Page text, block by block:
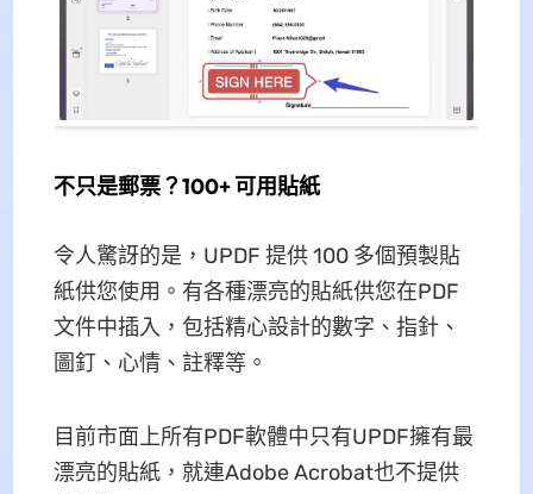
不只是郵票？100+ 可用貼紙
令人驚訝的是，UPDF 提供 100 多個預製貼
紙供您使用。有各種漂亮的貼紙供您在PDF
文件中插入，包括精心設計的數字、指針、
圖釘、心情、註釋等。
目前市面上所有PDF軟體中只有UPDF擁有最
漂亮的貼紙，就連Adobe Acrobat也不提供